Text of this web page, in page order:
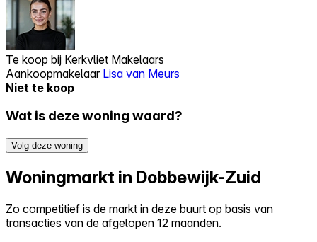
Te koop bij Kerkvliet Makelaars
Aankoopmakelaar Lisa van Meurs
Niet te koop
Wat is deze woning waard?
Volg deze woning
Woningmarkt in Dobbewijk-Zuid
Zo competitief is de markt in deze buurt op basis van
transacties van de afgelopen 12 maanden.